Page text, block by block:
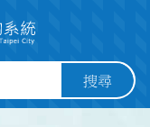
搜尋